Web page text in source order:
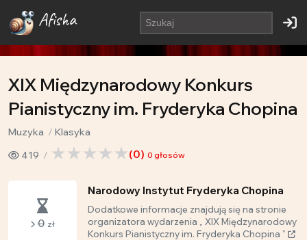
Afisha
XIX Międzynarodowy Konkurs
Pianistyczny im. Fryderyka Chopina
Muzyka
Klasyka
419
(0) 0 głosów
0 zł
Narodowy Instytut Fryderyka Chopina
Dodatkowe informacje znajdują się na stronie
organizatora wydarzenia „ XIX Międzynarodowy
Konkurs Pianistyczny im. Fryderyka Chopina ”